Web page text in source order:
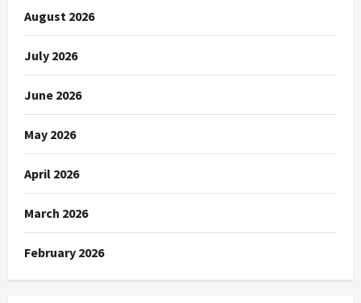
August 2026
July 2026
June 2026
May 2026
April 2026
March 2026
February 2026